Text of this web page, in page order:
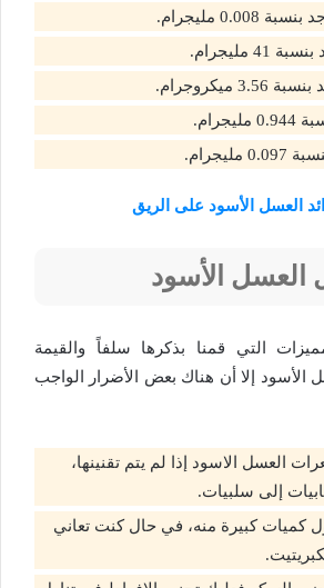
مليجرام.
ميكروجرام.
العسل الأسود على الريق
العسل الأسود
التي قمنا بذكرها سلفاً والقيمة
الأسود إلا أن هناك بعض الأضرار الواجب
العسل الاسود إذا لم يتم تقنينها،
إلى سلبيات.
كميات كبيرة منه، في حال كنت تعاني